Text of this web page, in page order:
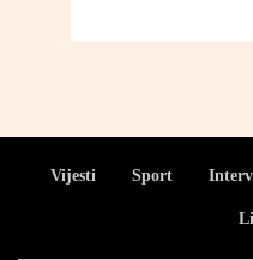
Vijesti Sport